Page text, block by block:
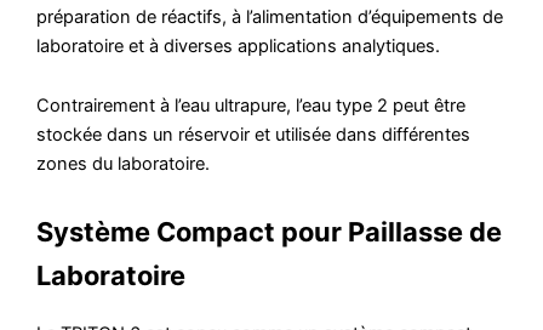
préparation de réactifs, à l’alimentation d’équipements de
laboratoire et à diverses applications analytiques.
Contrairement à l’eau ultrapure, l’eau type 2 peut être
stockée dans un réservoir et utilisée dans différentes
zones du laboratoire.
Système Compact pour Paillasse de
Laboratoire